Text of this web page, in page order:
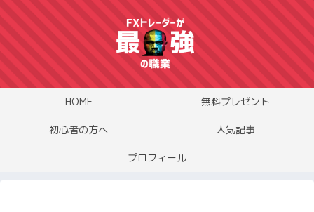
HOME 無料プレゼント
初心者の方へ 人気記事
プロフィール